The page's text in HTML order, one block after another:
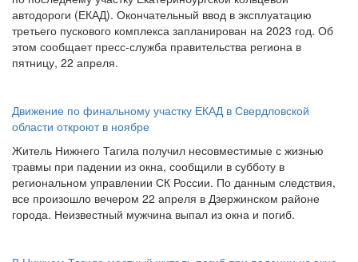
автодороги (ЕКАД). Окончательный ввод в эксплуатацию
третьего пускового комплекса запланирован на 2023 год. Об
этом сообщает пресс-служба правительства региона в
пятницу, 22 апреля.
Движение по финальному участку ЕКАД в Свердловской
области откроют в ноябре
Житель Нижнего Тагила получил несовместимые с жизнью
травмы при падении из окна, сообщили в субботу в
региональном управлении СК России. По данным следствия,
все произошло вечером 22 апреля в Дзержинском районе
города. Неизвестный мужчина выпал из окна и погиб.